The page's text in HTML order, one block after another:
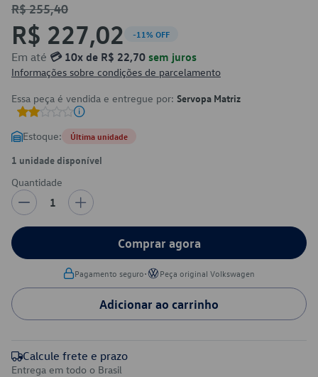
R$ 255,40
R$ 227,02 -11% OFF
Em até 💳 10x de R$ 22,70 sem juros
Informações sobre condições de parcelamento
Essa peça é vendida e entregue por: Servopa Matriz
Estoque: Última unidade
1 unidade disponível
Quantidade
1
Comprar agora
Pagamento seguro• Peça original Volkswagen
Adicionar ao carrinho
Calcule frete e prazo
Entrega em todo o Brasil